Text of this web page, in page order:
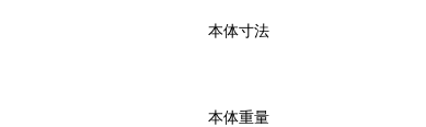
本体寸法
本体重量